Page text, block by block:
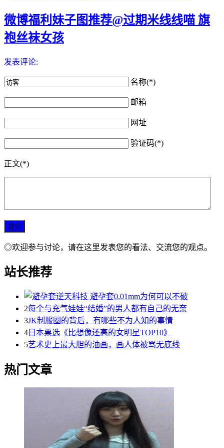
微博福利妹子图推荐@过期米线线喵 旗
袍丝袜女孩
发表评论:
名称(*)
邮箱
网址
验证码(*)
正文(*)
◎欢迎参与讨论，请在这里发表您的看法、交流您的观点。
站长推荐
2每个与充气娃娃“结婚”的男人都有自己的无奈
3JK制服圈的背后，有哪些不为人知的事情
4 日本票选《比想像还高的女明星TOP10》
5艺术史上最大胆的油画，画人体被骂无底线
热门文章